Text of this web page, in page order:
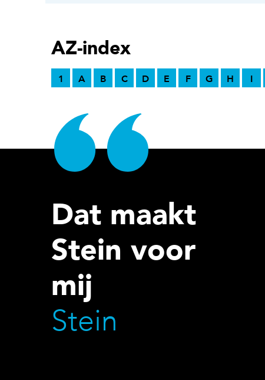
AZ-index
1 A B C D E F G H I
Dat maakt
Stein voor
mij
Stein